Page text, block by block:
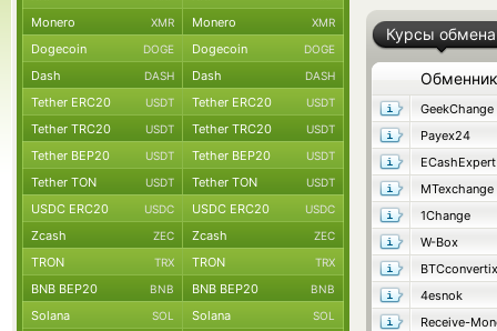
Курсы обмена
Обменник
GeekChange
Payex24
ECashExpert
MTexchange
1Change
W-Box
BTCconvertix
4esnok
Receive-
Monero XMR Monero XMR
Dogecoin DOGE Dogecoin DOGE
Dash DASH Dash DASH
Tether ERC20 USDT Tether ERC20 USDT
Tether TRC20 USDT Tether TRC20 USDT
Tether BEP20 USDT Tether BEP20 USDT
Tether TON USDT Tether TON USDT
USDC ERC20 USDC USDC ERC20 USDC
Zcash ZEC Zcash ZEC
TRON TRX TRON TRX
BNB BEP20 BNB BNB BEP20 BNB
Solana SOL Solana SOL